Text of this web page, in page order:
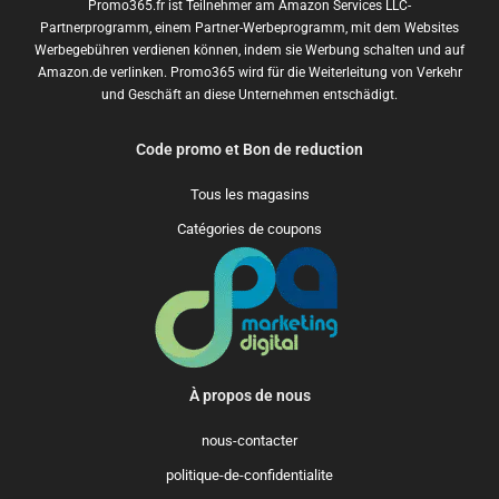
Promo365.fr ist Teilnehmer am Amazon Services LLC-
Partnerprogramm, einem Partner-Werbeprogramm, mit dem Websites
Werbegebühren verdienen können, indem sie Werbung schalten und auf
Amazon.de verlinken. Promo365 wird für die Weiterleitung von Verkehr
und Geschäft an diese Unternehmen entschädigt.
Code promo et Bon de reduction
Tous les magasins
Catégories de coupons
À propos de nous
nous-contacter
politique-de-confidentialite